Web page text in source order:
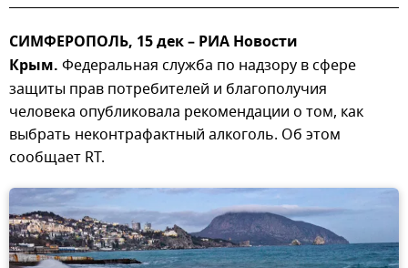
СИМФЕРОПОЛЬ, 15 дек – РИА Новости
Крым. Федеральная служба по надзору в сфере
защиты прав потребителей и благополучия
человека опубликовала рекомендации о том, как
выбрать неконтрафактный алкоголь. Об этом
сообщает RT.